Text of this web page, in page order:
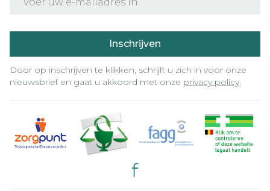
Inschrijven
Door op inschrijven te klikken, schrijft u zich in voor onze
nieuwsbrief en gaat u akkoord met onze privacy policy.